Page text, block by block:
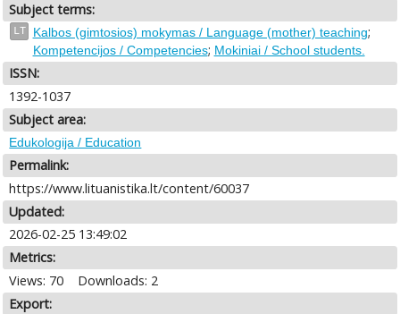
Subject terms:
LT Kalbos (gimtosios) mokymas / Language (mother) teaching;
Kompetencijos / Competencies; Mokiniai / School students.
ISSN:
1392-1037
Subject area:
Edukologija / Education
Permalink:
https://www.lituanistika.lt/content/60037
Updated:
2026-02-25 13:49:02
Metrics:
Views: 70
Downloads: 2
Export: